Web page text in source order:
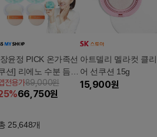
윤정 PICK 온가족선
션] 리에노 수분 듬뿍
선쿠션 5개
전용가89,000원
%66,750원
아트델리 멜라컷 클리
어 선쿠션 15g
15,900원
25,648개